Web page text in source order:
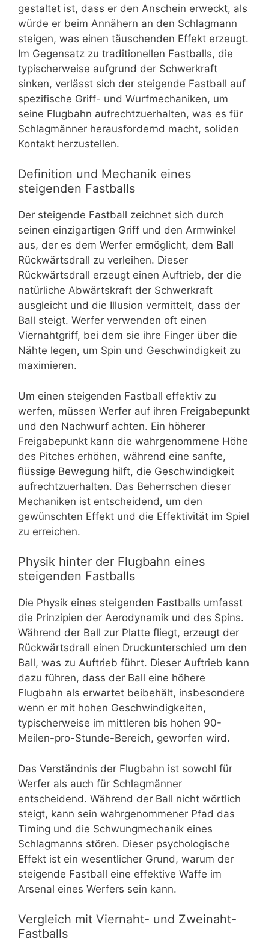
gestaltet ist, dass er den Anschein erweckt, als
würde er beim Annähern an den Schlagmann
steigen, was einen täuschenden Effekt erzeugt.
Im Gegensatz zu traditionellen Fastballs, die
typischerweise aufgrund der Schwerkraft
sinken, verlässt sich der steigende Fastball auf
spezifische Griff- und Wurfmechaniken, um
seine Flugbahn aufrechtzuerhalten, was es für
Schlagmänner herausfordernd macht, soliden
Kontakt herzustellen.
Definition und Mechanik eines
steigenden Fastballs
Der steigende Fastball zeichnet sich durch
seinen einzigartigen Griff und den Armwinkel
aus, der es dem Werfer ermöglicht, dem Ball
Rückwärtsdrall zu verleihen. Dieser
Rückwärtsdrall erzeugt einen Auftrieb, der die
natürliche Abwärtskraft der Schwerkraft
ausgleicht und die Illusion vermittelt, dass der
Ball steigt. Werfer verwenden oft einen
Viernahtgriff, bei dem sie ihre Finger über die
Nähte legen, um Spin und Geschwindigkeit zu
maximieren.
Um einen steigenden Fastball effektiv zu
werfen, müssen Werfer auf ihren Freigabepunkt
und den Nachwurf achten. Ein höherer
Freigabepunkt kann die wahrgenommene Höhe
des Pitches erhöhen, während eine sanfte,
flüssige Bewegung hilft, die Geschwindigkeit
aufrechtzuerhalten. Das Beherrschen dieser
Mechaniken ist entscheidend, um den
gewünschten Effekt und die Effektivität im Spiel
zu erreichen.
Physik hinter der Flugbahn eines
steigenden Fastballs
Die Physik eines steigenden Fastballs umfasst
die Prinzipien der Aerodynamik und des Spins.
Während der Ball zur Platte fliegt, erzeugt der
Rückwärtsdrall einen Druckunterschied um den
Ball, was zu Auftrieb führt. Dieser Auftrieb kann
dazu führen, dass der Ball eine höhere
Flugbahn als erwartet beibehält, insbesondere
wenn er mit hohen Geschwindigkeiten,
typischerweise im mittleren bis hohen 90-
Meilen-pro-Stunde-Bereich, geworfen wird.
Das Verständnis der Flugbahn ist sowohl für
Werfer als auch für Schlagmänner
entscheidend. Während der Ball nicht wörtlich
steigt, kann sein wahrgenommener Pfad das
Timing und die Schwungmechanik eines
Schlagmanns stören. Dieser psychologische
Effekt ist ein wesentlicher Grund, warum der
steigende Fastball eine effektive Waffe im
Arsenal eines Werfers sein kann.
Vergleich mit Viernaht- und Zweinaht-
Fastballs